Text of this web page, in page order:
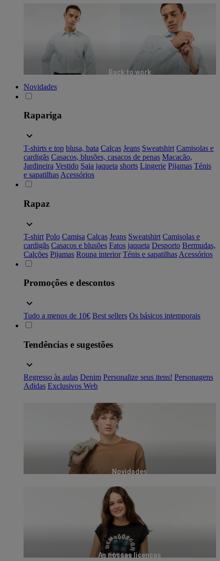
Back to work
Novidades
Rapariga
T-shirts e top blusa, bata Calças Jeans Sweatshirt Camisolas e
cardigãs Casacos, blusões, casacos de penas Macacão,
Jardineira Vestido Saia jaqueta shorts Lingerie Pijamas Ténis
e sapatilhas Acessórios
Rapaz
T-shirt Polo Camisa Calças Jeans Sweatshirt Camisolas e
cardigãs Casacos e blusões Fatos jaqueta Desporto Bermudas,
Calções Pijamas Roupa interior Ténis e sapatilhas Acessórios
Promoções e descontos
Tudo a menos de 10€ Best sellers Os básicos intemporais
Tendências e sugestões
Regresso às aulas Denim Personalize seus itens! Personagens
Adidas Exclusivos Web
Novidades
As nossas licenças